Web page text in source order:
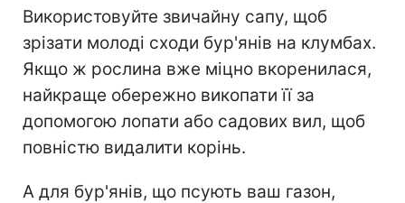
Використовуйте звичайну сапу, щоб
зрізати молоді сходи бур'янів на клумбах.
Якщо ж рослина вже міцно вкоренилася,
найкраще обережно викопати її за
допомогою лопати або садових вил, щоб
повністю видалити корінь.
А для бур'янів, що псують ваш газон,